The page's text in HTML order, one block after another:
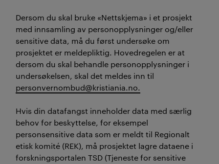
Dersom du skal bruke «Nettskjema» i et prosjekt
med innsamling av personopplysninger og/eller
sensitive data, må du først undersøke om
prosjektet er meldepliktig. Hovedregelen er at
dersom du skal behandle personopplysninger i
undersøkelsen, skal det meldes inn til
personvernombud@kristiania.no.
Hvis din datafangst inneholder data med særlig
behov for beskyttelse, for eksempel
personsensitive data som er meldt til Regionalt
etisk komité (REK), må prosjektet lagre dataene i
forskningsportalen TSD (Tjeneste for sensitive